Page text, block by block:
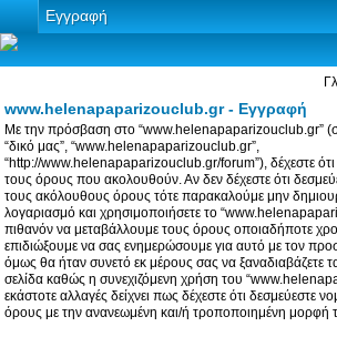
Εγγραφή
www.helenapaparizouclub.gr - Εγγραφή
Με την πρόσβαση στο “www.helenapaparizouclub.gr”
“δικό μας”, “www.helenapaparizouclub.gr”,
“http://www.helenapaparizouclub.gr/forum”), δέχεστε
τους όρους που ακολουθούν. Αν δεν δέχεστε ότι
τους ακόλουθους όρους τότε παρακαλούμε μην
λογαριασμό και χρησιμοποιήσετε το
πιθανόν να μεταβάλλουμε τους όρους οποιαδήποτε
επιδιώξουμε να σας ενημερώσουμε για αυτό με τον
όμως θα ήταν συνετό εκ μέρους σας να ξαναδιαβάζετε
σελίδα καθώς η συνεχιζόμενη χρήση του
εκάστοτε αλλαγές δείχνει πως δέχεστε ότι δεσμεύεστε
όρους με την ανανεωμένη και/ή τροποποιημένη μορφή